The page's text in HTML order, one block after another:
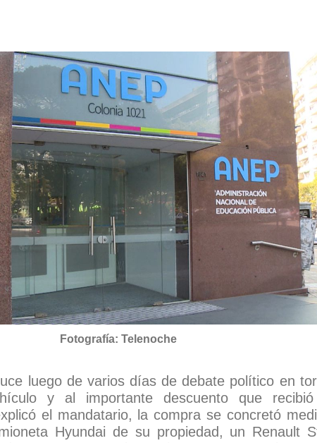
Fotografía: Telenoche
luego de varios días de debate político en
y al importante descuento que
el mandatario, la compra se concretó
Hyundai de su propiedad, un Renault